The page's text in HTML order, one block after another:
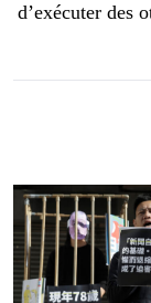
d’exécuter des